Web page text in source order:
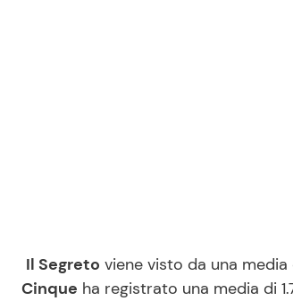
Il Segreto viene visto da una
Cinque ha registrato una media di